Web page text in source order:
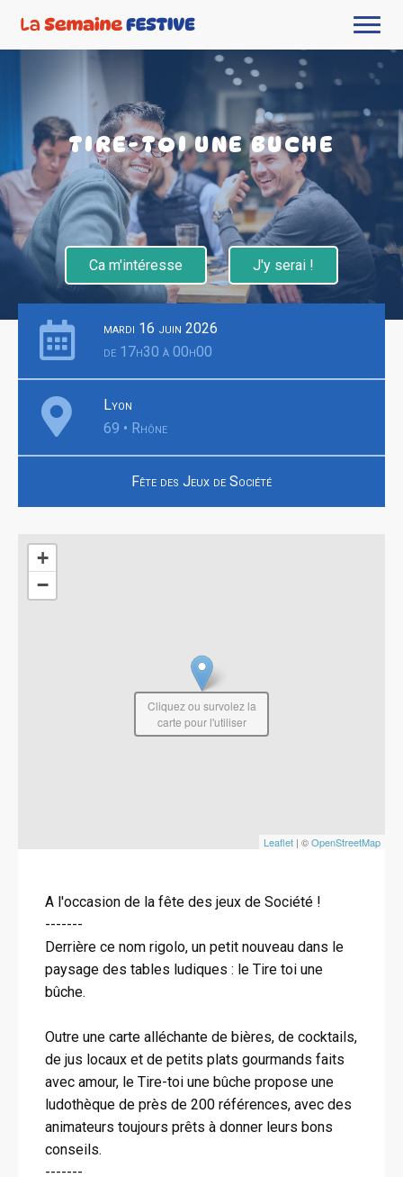
TIRE-TOI UNE BUCHE
Ca m'intéresse J'y serai !
mardi 16 juin 2026
de 17h30 à 00h00
Lyon
69 • Rhône
Fête des Jeux de Société
+
−
Leaflet | ©OpenStreetMap
Cliquez ou survolez la
carte pour l'utiliser
A l'occasion de la fête des jeux de Société !
-------
Derrière ce nom rigolo, un petit nouveau dans le
paysage des tables ludiques : le Tire toi une
bûche.
Outre une carte alléchante de bières, de cocktails,
de jus locaux et de petits plats gourmands faits
avec amour, le Tire-toi une bûche propose une
ludothèque de près de 200 références, avec des
animateurs toujours prêts à donner leurs bons
conseils.
-------